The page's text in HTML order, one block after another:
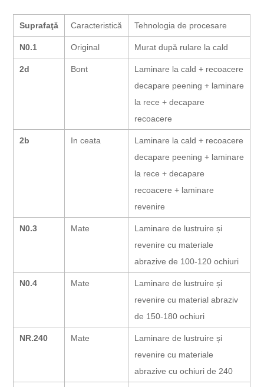
Suprafaţă Caracteristică Tehnologia de procesare
N0.1 Original Murat după rulare la cald
2d Bont
Laminare la cald + recoacere
decapare peening + laminare
la rece + decapare
recoacere
2b In ceata
Laminare la cald + recoacere
decapare peening + laminare
la rece + decapare
recoacere + laminare
revenire
N0.3 Mate
Laminare de lustruire și
revenire cu materiale
abrazive de 100-120 ochiuri
N0.4 Mate
Laminare de lustruire și
revenire cu material abraziv
de 150-180 ochiuri
NR.240 Mate
Laminare de lustruire și
revenire cu materiale
abrazive cu ochiuri de 240